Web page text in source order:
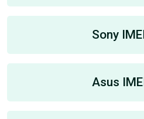
Sony
Asus